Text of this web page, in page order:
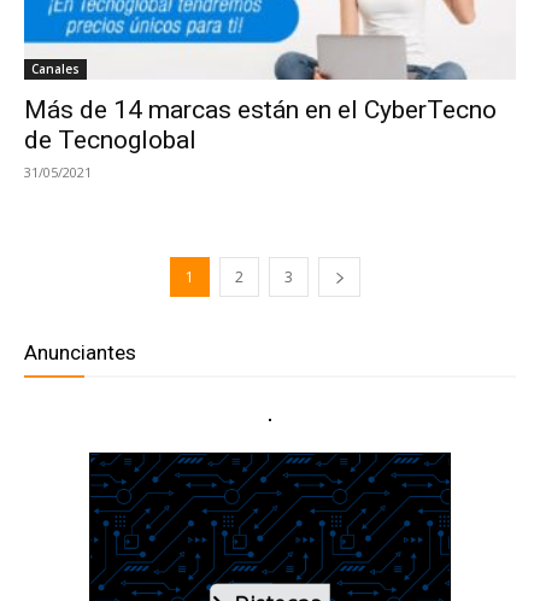
Canales
Más de 14 marcas están en el CyberTecno
de Tecnoglobal
31/05/2021
1 2 3
Anunciantes